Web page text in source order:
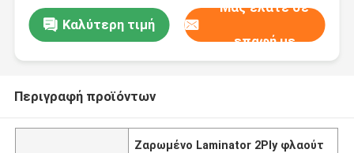
Καλύτερη τιμή
Μας ελάτε σε
επαφή με
Περιγραφή προϊόντων
Ζαρωμένο Laminator 2Ply φλαούτ